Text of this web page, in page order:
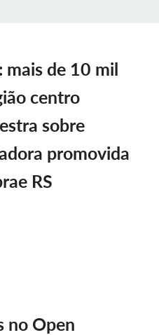
mais de 10 mil
centro
sobre
promovida
RS
no Open